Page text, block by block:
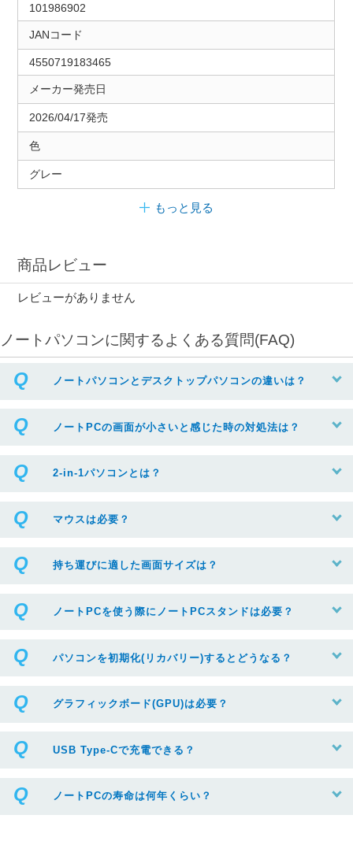
101986902
JANコード
4550719183465
メーカー発売日
2026/04/17発売
色
グレー
もっと見る
商品レビュー
レビューがありません
ノートパソコンに関するよくある質問(FAQ)
ノートパソコンとデスクトップパソコンの違いは？
ノートPCの画面が小さいと感じた時の対処法は？
2-in-1パソコンとは？
マウスは必要？
持ち運びに適した画面サイズは？
ノートPCを使う際にノートPCスタンドは必要？
パソコンを初期化(リカバリー)するとどうなる？
グラフィックボード(GPU)は必要？
USB Type-Cで充電できる？
ノートPCの寿命は何年くらい？